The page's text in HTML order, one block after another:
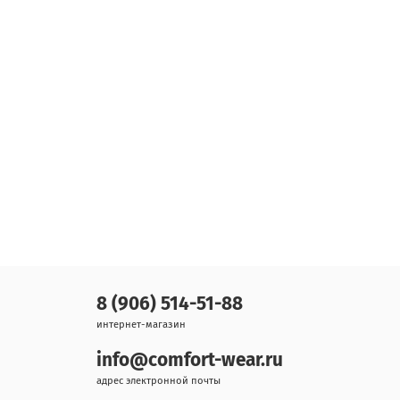
8 (906) 514-51-88
интернет-магазин
info@comfort-wear.ru
адрес электронной почты